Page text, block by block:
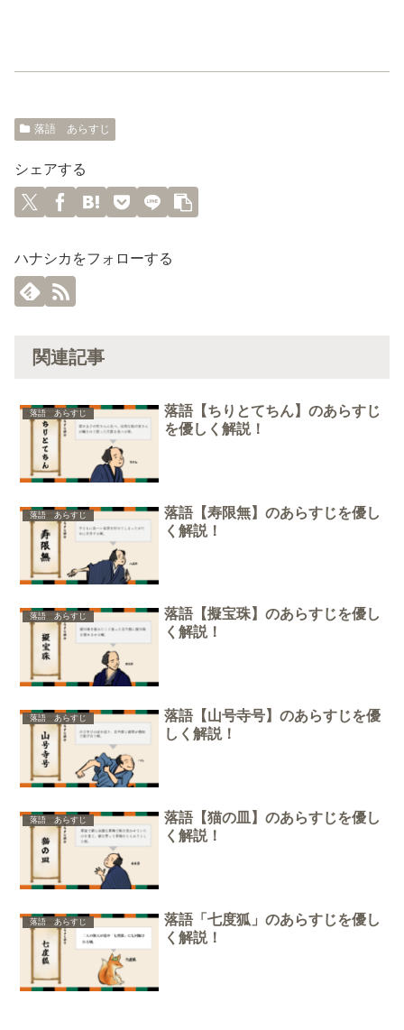
落語 あらすじ
シェアする
ハナシカをフォローする
関連記事
落語 あらすじ
落語【ちりとてちん】のあらすじ
を優しく解説！
落語 あらすじ
落語【寿限無】のあらすじを優し
く解説！
落語 あらすじ
落語【擬宝珠】のあらすじを優し
く解説！
落語 あらすじ
落語【山号寺号】のあらすじを優
しく解説！
落語 あらすじ
落語【猫の皿】のあらすじを優し
く解説！
落語 あらすじ
落語「七度狐」のあらすじを優し
く解説！